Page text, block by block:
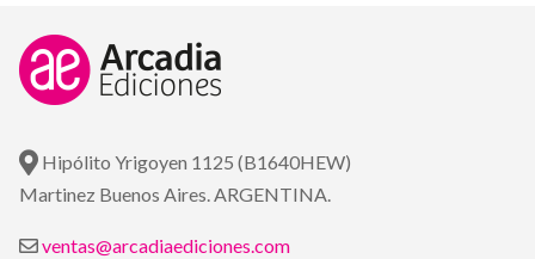
Hipólito Yrigoyen 1125 (B1640HEW)
Martinez Buenos Aires. ARGENTINA.
ventas@arcadiaediciones.com